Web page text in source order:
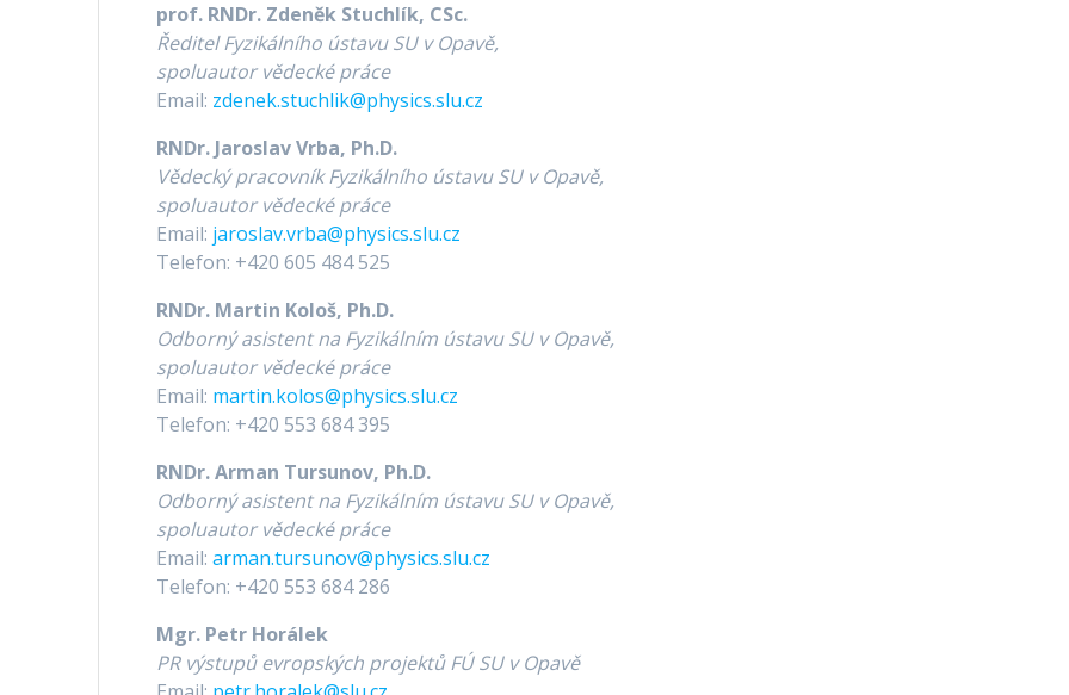
prof. RNDr. Zdeněk Stuchlík, CSc.
Ředitel Fyzikálního ústavu SU v Opavě,
spoluautor vědecké práce
Email: zdenek.stuchlik@physics.slu.cz
RNDr. Jaroslav Vrba, Ph.D.
Vědecký pracovník Fyzikálního ústavu SU v Opavě,
spoluautor vědecké práce
Email: jaroslav.vrba@physics.slu.cz
Telefon: +420 605 484 525
RNDr. Martin Kološ, Ph.D.
Odborný asistent na Fyzikálním ústavu SU v Opavě,
spoluautor vědecké práce
Email: martin.kolos@physics.slu.cz
Telefon: +420 553 684 395
RNDr. Arman Tursunov, Ph.D.
Odborný asistent na Fyzikálním ústavu SU v Opavě,
spoluautor vědecké práce
Email:arman.tursunov@physics.slu.cz
Telefon: +420 553 684 286
Mgr. Petr Horálek
PR výstupů evropských projektů FÚ SU v Opavě